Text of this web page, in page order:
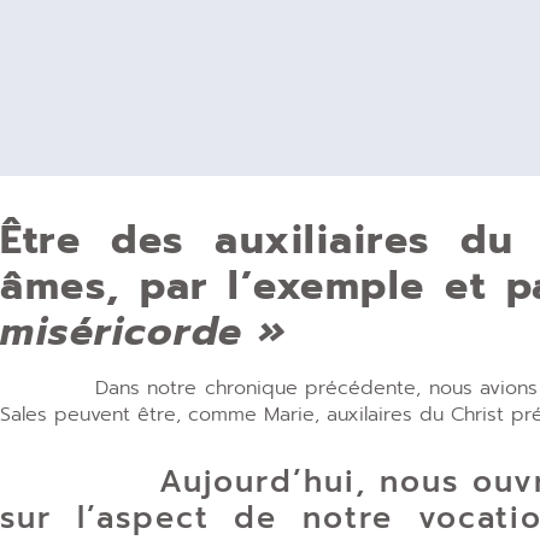
Être des auxiliaires
âmes, par l’exemple et
miséricorde »
Dans notre chronique précédente, nous avions
Sales peuvent être, comme Marie, auxilaires du Christ
Aujourd’hui, nous
sur l’aspect de notre